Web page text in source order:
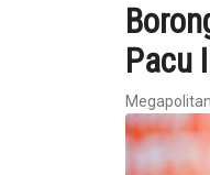
Pacu